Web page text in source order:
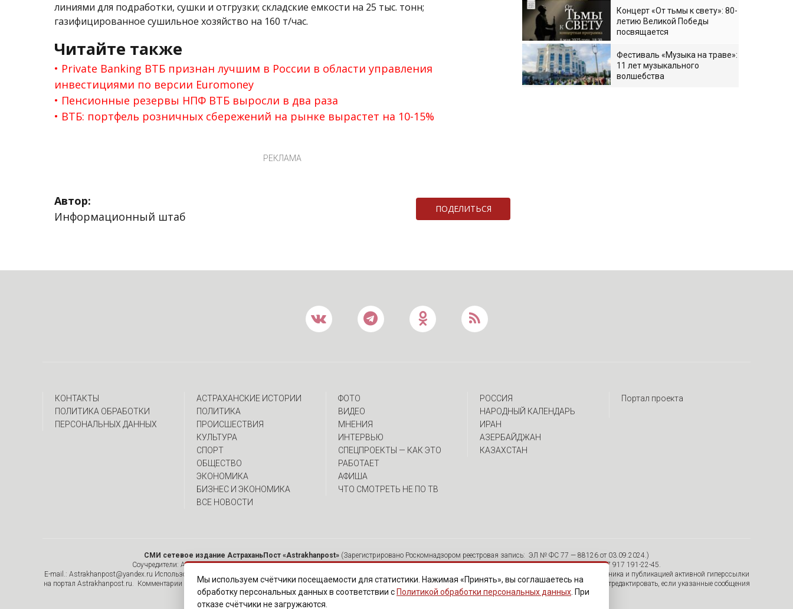
линиями для подработки, сушки и отгрузки; cкладские емкости на 25 тыс. тонн;
газифицированное сушильное хозяйство на 160 т/час.
Читайте также
Private Banking ВТБ признан лучшим в России в области управления
инвестициями по версии Euromoney
Пенсионные резервы НПФ ВТБ выросли в два раза
ВТБ: портфель розничных сбережений на рынке вырастет на 10-15%
РЕКЛАМА
Автор:
Информационный штаб
ПОДЕЛИТЬСЯ
Концерт «От тьмы к свету»: 80-
летию Великой Победы
посвящается
Фестиваль «Музыка на траве»:
11 лет музыкального
волшебства
КОНТАКТЫ
ПОЛИТИКА ОБРАБОТКИ
ПЕРСОНАЛЬНЫХ ДАННЫХ
АСТРАХАНСКИЕ ИСТОРИИ
ПОЛИТИКА
ПРОИСШЕСТВИЯ
КУЛЬТУРА
СПОРТ
ОБЩЕСТВО
ЭКОНОМИКА
БИЗНЕС И ЭКОНОМИКА
ВСЕ НОВОСТИ
ФОТО
ВИДЕО
МНЕНИЯ
ИНТЕРВЬЮ
CПЕЦПРОЕКТЫ — КАК ЭТО
РАБОТАЕТ
АФИША
ЧТО СМОТРЕТЬ НЕ ПО ТВ
РОССИЯ
НАРОДНЫЙ КАЛЕНДАРЬ
ИРАН
АЗЕРБАЙДЖАН
КАЗАХСТАН
Портал проекта
СМИ сетевое издание АстраханьПост «Astrakhanpost» (Зарегистрировано Роскомнадзором реестровая запись: ЭЛ № ФС 77 — 88126 от 03.09.2024.)
Соучредители: Алымов А.Н. , ИП Асадулин Ю.А. Главный редактор: Вербина А.В. Адрес: 414000, г. Астрахань, ул. Советская, 30/12, пом. 15 Тел. +7 917 191-22-45.
E-mail.: Astrakhanpost@yandex.ru Использование материалов, размещенных на страницах сетевого издания «Astrakhanpost», допускается исключительно с указанием источника и публикацией активной гиперссылки
на портал Astrakhanpost.ru. Комментарии читателей сайта размещаются без предварительного редактирования. Редакция оставляет за собой право удалить их с сайта или отредактировать, если указанные сообщения
нарушают законы РФ. «САЙТ ПРЕДНАЗНАЧЕН ДЛЯ АУДИТОРИИ 18+»
Мы используем счётчики посещаемости для статистики. Нажимая «Принять», вы соглашаетесь на
обработку персональных данных в соответствии с Политикой обработки персональных данных . При
отказе счётчики не загружаются.